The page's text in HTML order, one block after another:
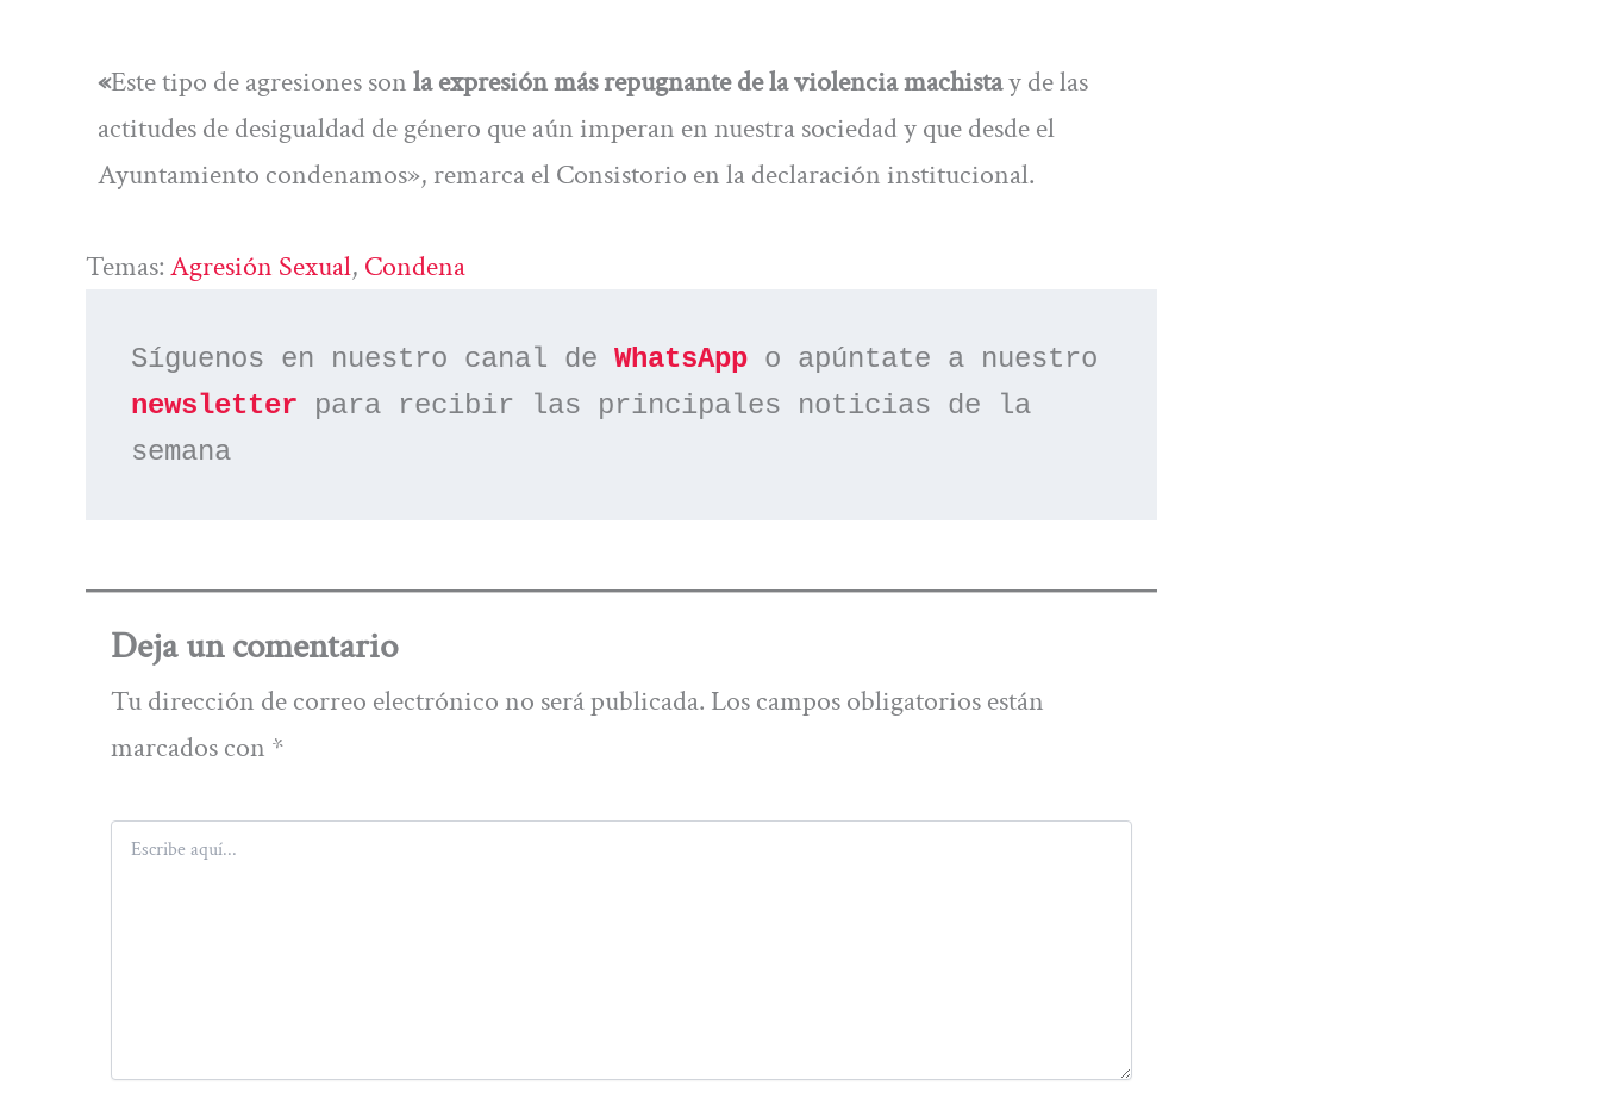
«Este tipo de agresiones sonla expresión más repugnante de la violencia machistay de las
actitudes de desigualdad de género que aún imperan en nuestra sociedad y que desde el
Ayuntamiento condenamos», remarca el Consistorio en la declaración institucional.
Temas:Agresión Sexual, Condena
Síguenos en nuestro canal de WhatsApp
newsletter para recibir las principales noticias de la
semana
Deja un comentario
Tu dirección de correo electrónico no será publicada. Los campos obligatorios están
marcados con *
aquí...